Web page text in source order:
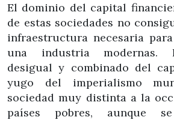
El dominio del capital
de estas sociedades no
infraestructura necesaria
una industria modernas.
desigual y combinado del
yugo del imperialismo
sociedad muy distinta a la
países pobres, aunque